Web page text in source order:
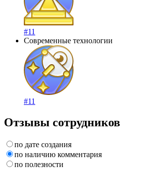
#11
Современные технологии
#11
Отзывы сотрудников
по дате создания
по наличию комментария
по полезности